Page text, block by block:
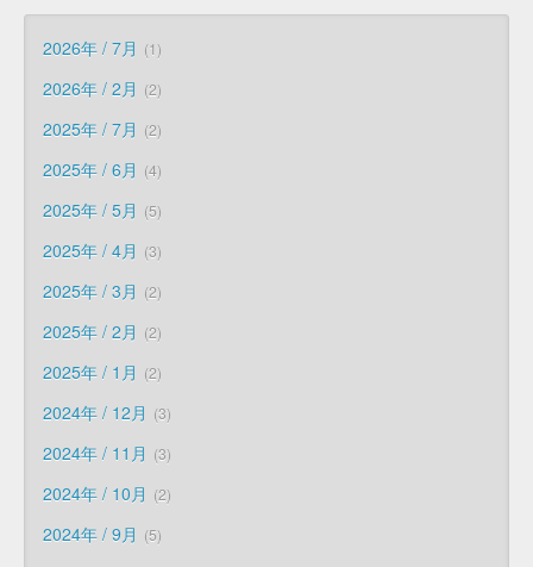
2026年 / 7月 1
2026年 / 2月 2
2025年 / 7月 2
2025年 / 6月 4
2025年 / 5月 5
2025年 / 4月 3
2025年 / 3月 2
2025年 / 2月 2
2025年 / 1月 2
2024年 / 12月 3
2024年 / 11月 3
2024年 / 10月 2
2024年 / 9月 5